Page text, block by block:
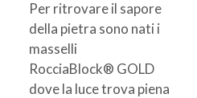
Per ritrovare il sapore
della pietra sono nati i
masselli
RocciaBlock® GOLD
dove la luce trova piena